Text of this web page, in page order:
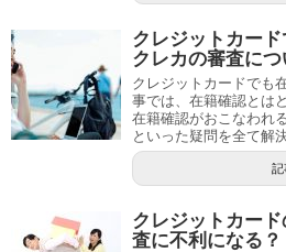
クレジットカー
クレカの審査につ
クレジットカードでも
事では、在籍確認とは
在籍確認がおこなわれ
といった疑問を全て解
記
クレジットカー
査に不利になる？